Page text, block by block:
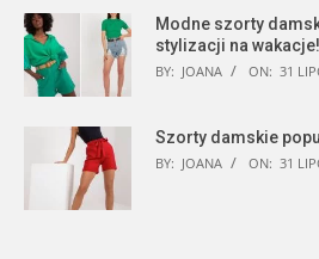
Modne szorty
stylizacji na wakacje!
BY: JOANA ON: 31
Szorty damskie
BY: JOANA ON: 31